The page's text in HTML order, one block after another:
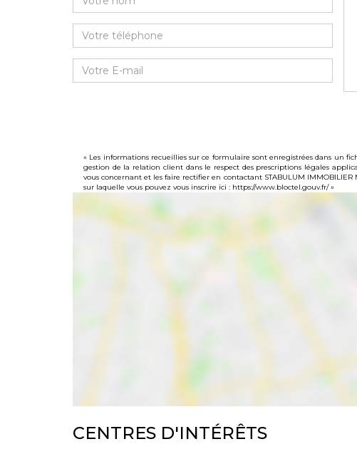
« Les informations recueillies sur ce formulaire sont enregistrées dans un
gestion de la relation client dans le respect des prescriptions légales
vous concernant et les faire rectifier en contactant STABULUM
sur laquelle vous pouvez vous inscrire ici : https://www.bloctel.gouv.fr/»
CENTRES D'INTÉRÊTS